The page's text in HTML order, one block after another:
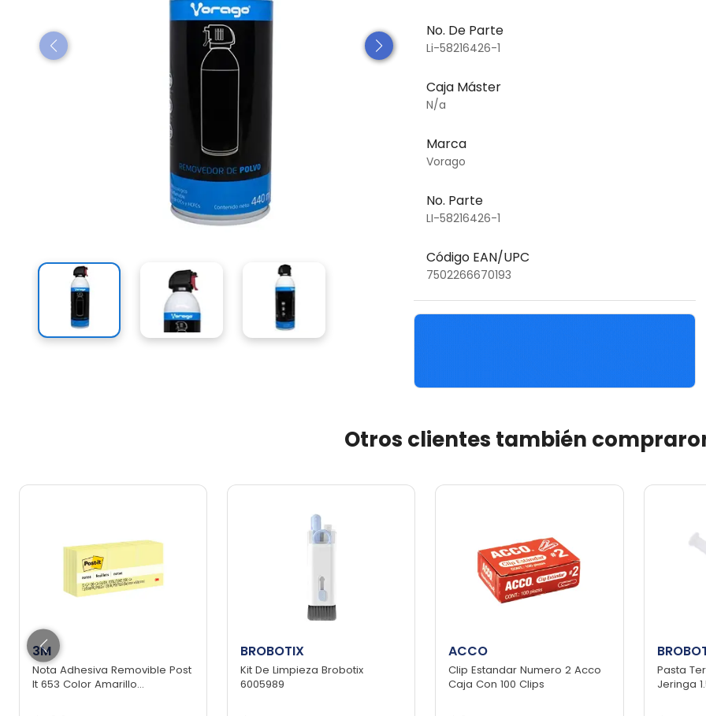
No. De Parte
Li-58216426-1
Caja Máster
N/a
Marca
Vorago
No. Parte
LI-58216426-1
Código EAN/UPC
7502266670193
Otros clientes también
3M
Nota Adhesiva Removible Post
It 653 Color Amarillo...
BROBOTIX
Kit De Limpieza Brobotix
6005989
ACCO
Clip Estandar Numero 2 Acco
Caja Con 100 Clips
Pasta
Jeringa